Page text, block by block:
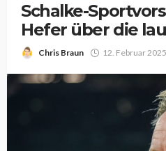
Schalke-
Hefer über die
Chris Braun 12. Februar 2025